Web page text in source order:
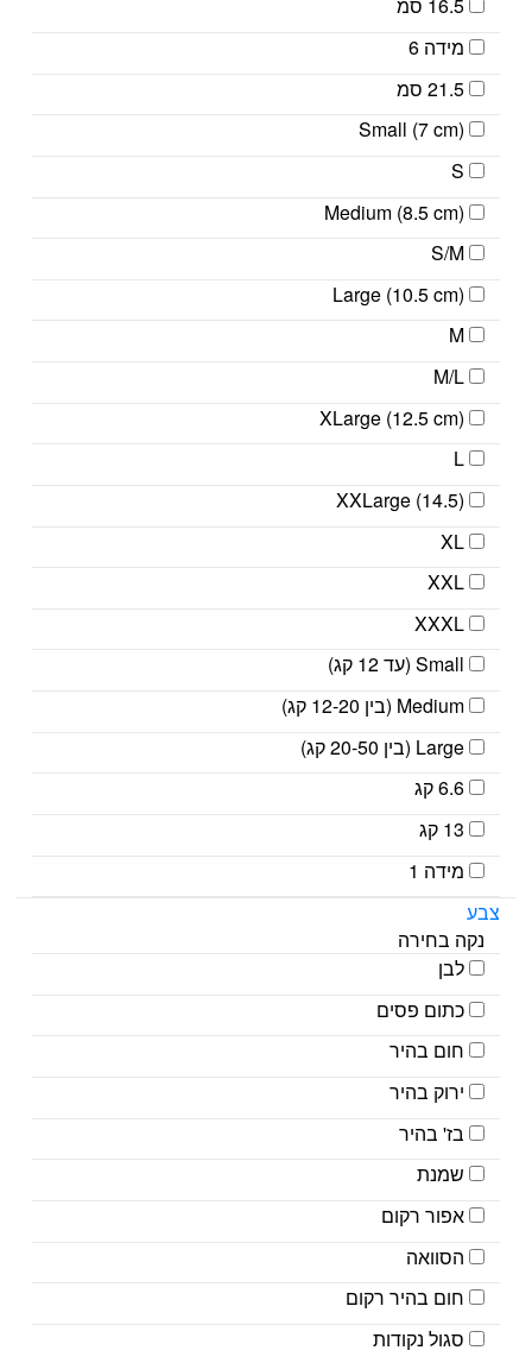
16.5 סמ
מידה 6
21.5 סמ
Small (7 cm)
S
Medium (8.5 cm)
S/M
Large (10.5 cm)
M
M/L
XLarge (12.5 cm)
L
XXLarge (14.5)
XL
XXL
XXXL
Small (עד 12 קג)
Medium (בין 12-20 קג)
Large (בין 20-50 קג)
6.6 קג
13 קג
מידה 1
צבע
נקה בחירה
לבן
כתום פסים
חום בהיר
ירוק בהיר
בז' בהיר
שמנת
אפור רקום
הסוואה
חום בהיר רקום
סגול נקודות